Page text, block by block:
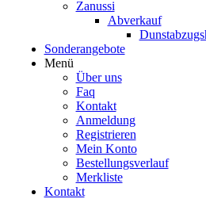
Zanussi
Abverkauf
Sonderangebote
Menü
Über uns
Faq
Kontakt
Anmeldung
Registrieren
Mein Konto
Bestellungsverlauf
Merkliste
Kontakt